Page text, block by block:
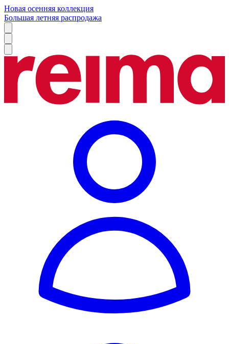
Новая осенняя коллекция
Большая летняя распродажа